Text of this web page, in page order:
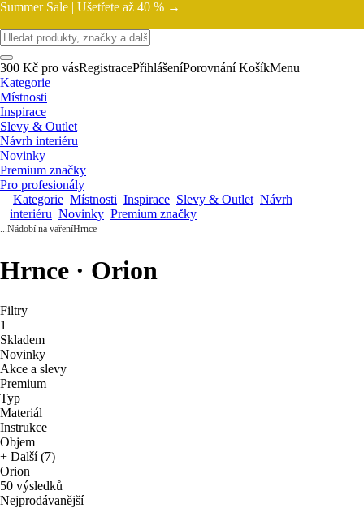
Summer Sale | Ušetřete až 40 % →
300 Kč pro vásRegistracePřihlášeníPorovnání KošíkMenu
Kategorie
Místnosti
Inspirace
Slevy & Outlet
Návrh interiéru
Novinky
Premium značky
Pro profesionály
Kategorie Místnosti Inspirace Slevy & Outlet Návrh
interiéru Novinky Premium značky
...Nádobí na vařeníHrnce
Hrnce · Orion
Filtry
1
Skladem
Novinky
Akce a slevy
Premium
Typ
Materiál
Instrukce
Objem
+ Další (7)
Orion
50 výsledků
Nejprodávanější